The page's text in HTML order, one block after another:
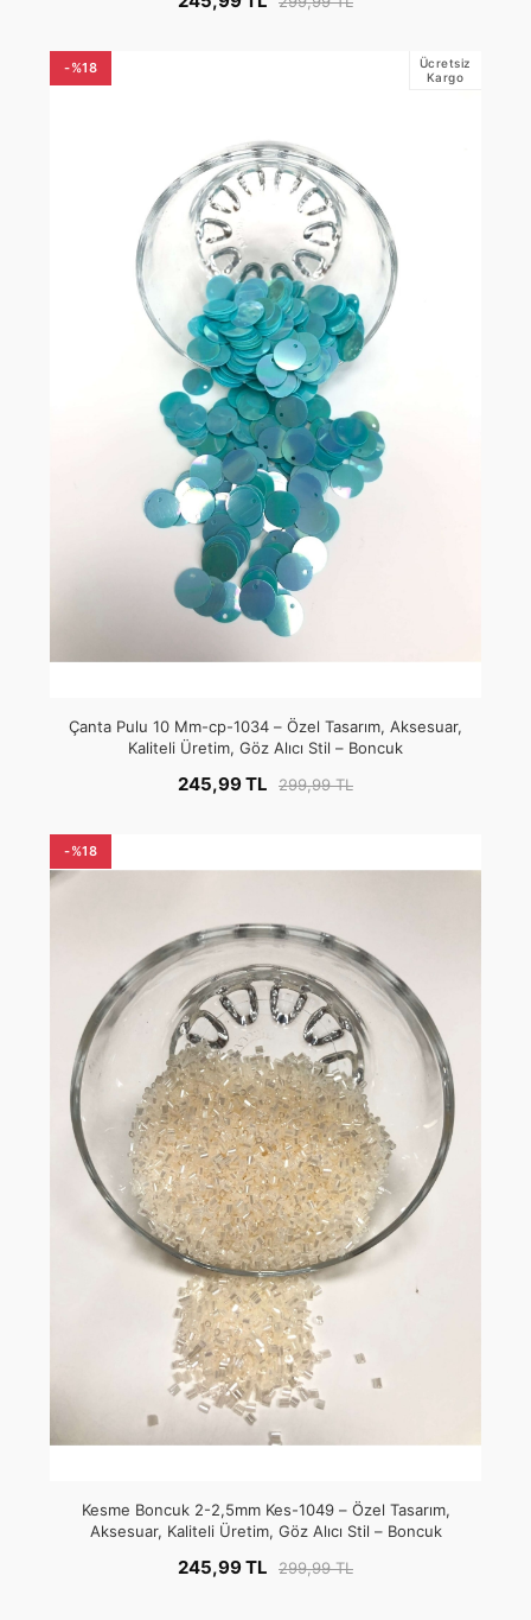
-%18
Ücretsiz
Kargo
Çanta Pulu 10 Mm-cp-1034 – Özel Tasarım, Aksesuar,
Kaliteli Üretim, Göz Alıcı Stil – Boncuk
245,99 TL 299,99 TL
-%18
Kesme Boncuk 2-2,5mm Kes-1049 – Özel Tasarım,
Aksesuar, Kaliteli Üretim, Göz Alıcı Stil – Boncuk
245,99 TL 299,99 TL